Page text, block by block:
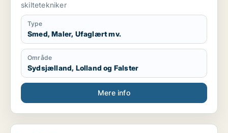
skiltetekniker
Type
Smed, Maler, Ufaglært mv.
Område
Sydsjælland, Lolland og Falster
Mere info